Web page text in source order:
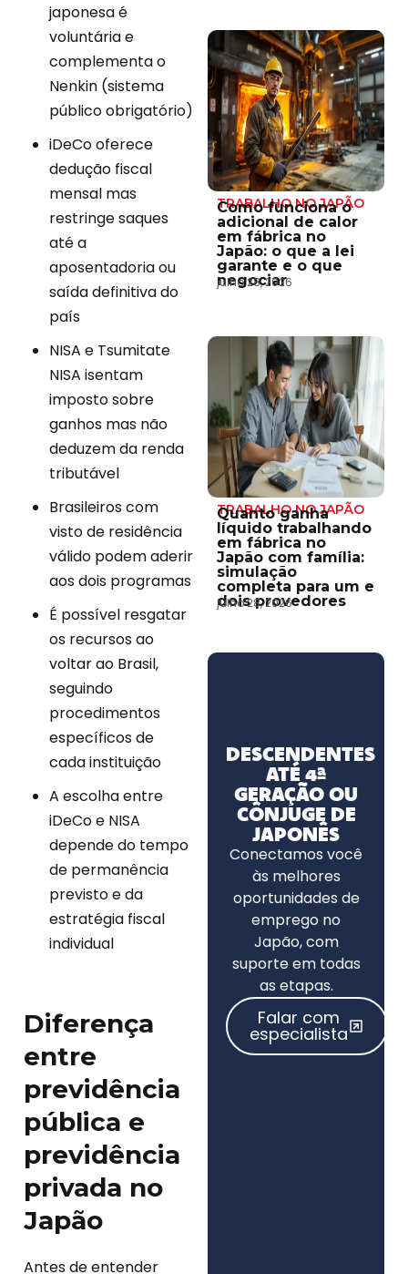
japonesa é
voluntária e
complementa o
Nenkin (sistema
público obrigatório)
iDeCo oferece
dedução fiscal
mensal mas
restringe saques
até a
aposentadoria ou
saída definitiva do
país
NISA e Tsumitate
NISA isentam
imposto sobre
ganhos mas não
deduzem da renda
tributável
Brasileiros com
visto de residência
válido podem aderir
aos dois programas
É possível resgatar
os recursos ao
voltar ao Brasil,
seguindo
procedimentos
específicos de
cada instituição
A escolha entre
iDeCo e NISA
depende do tempo
de permanência
previsto e da
estratégia fiscal
individual
Diferença
entre
previdência
pública e
previdência
privada no
Japão
Antes de entender
TRABALHO NO JAPÃO
Como funciona o
adicional de calor
em fábrica no
Japão: o que a lei
garante e o que
negociar
julho 28, 2026
TRABALHO NO JAPÃO
Quanto ganha
líquido trabalhando
em fábrica no
Japão com família:
simulação
completa para um e
dois provedores
julho 28, 2026
DESCENDENTES
ATÉ 4ª
GERAÇÃO OU
CÔNJUGE DE
JAPONÊS
Conectamos você
às melhores
oportunidades de
emprego no
Japão, com
suporte em todas
as etapas.
Falar com
especialista